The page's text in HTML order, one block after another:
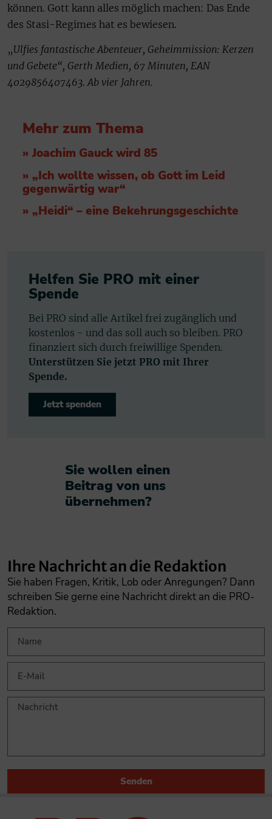
können. Gott kann alles möglich machen: Das Ende
des Stasi-Regimes hat es bewiesen.
„Ulfies fantastische Abenteuer, Geheimmission: Kerzen
und Gebete“, Gerth Medien, 67 Minuten, EAN
4029856407463. Ab vier Jahren.
Mehr zum Thema
» Joachim Gauck wird 85
» „Ich wollte wissen, ob Gott im Leid
gegenwärtig war“
» „Heidi“ – eine Bekehrungsgeschichte
Helfen Sie PRO mit einer
Spende
Bei PRO sind alle Artikel frei zugänglich und
kostenlos - und das soll auch so bleiben. PRO
finanziert sich durch freiwillige Spenden.
Unterstützen Sie jetzt PRO mit Ihrer
Spende.
Jetzt spenden
Sie wollen einen
Beitrag von uns
übernehmen?​
Ihre Nachricht an die Redaktion
Sie haben Fragen, Kritik, Lob oder Anregungen? Dann
schreiben Sie gerne eine Nachricht direkt an die PRO-
Redaktion.
Senden